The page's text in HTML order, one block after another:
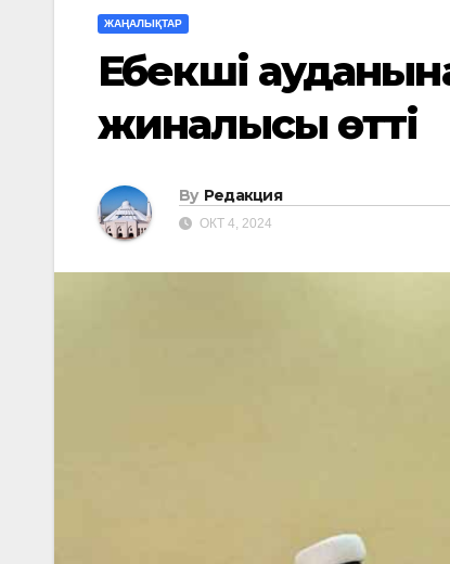
ЖАҢАЛЫҚТАР
Еңбекші
жиналысы өтті
By Редакция
ОКТ 4, 2024